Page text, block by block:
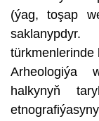
(ýag, toşap
türkmenlerinde
Arheologiýa
halkynyň